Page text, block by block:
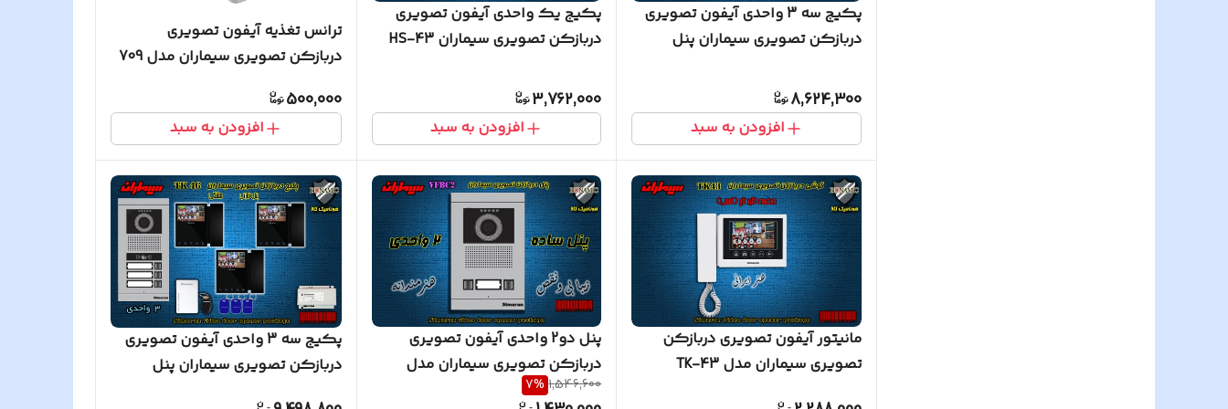
پکیج سه 3 واحدی آیفون تصویری
دربازکن تصویری سیماران پنل
8,624,300
افزودن به سبد
پکیج یک واحدی آیفون تصویری
دربازکن تصویری سیماران HS-43
3,762,000
افزودن به سبد
ترانس تغذیه آیفون تصویری
دربازکن تصویری سیماران مدل 709
500,000
افزودن به سبد
مانیتور آیفون تصویری دربازکن
تصویری سیماران مدل TK-43
پنل دو2 واحدی آیفون تصویری
دربازکن تصویری سیماران مدل
فرداد VFBC2D FARDAD
1,546,600
7%
پکیج سه 3 واحدی آیفون تصویری
دربازکن تصویری سیماران پنل